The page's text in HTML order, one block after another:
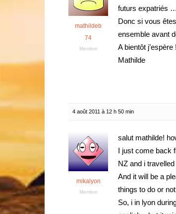
mathildeb
74
Membre
futurs expatriés …
Donc si vous
ensemble avant
A bientôt j’espère !
Mathilde
4 août 2011 à 12 h 50 min
mikalyon
Membre
salut mathilde!
I just come back
NZ and i
And it will be a
things to do or
So, i in lyon